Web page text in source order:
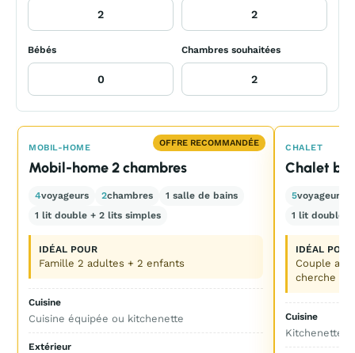
Bébés Chambres souhaitées
OFFRE RECOMMANDÉE
MOBIL-HOME
Mobil-home 2 chambres
4voyageurs 2chambres
1 salle de bains
1 lit double + 2 lits simples
IDÉAL POUR
Famille 2 adultes + 2 enfants
Cuisine
Cuisine équipée ou kitchenette
Extérieur
CHALET
Chalet
5voyageurs
1 lit double
IDÉAL POUR
Couple
cherche un
Cuisine
Kitchenette